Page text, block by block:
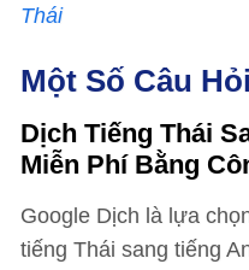
Thái
Một Số Câu
Dịch Tiếng Thái
Miễn Phí Bằng
Google Dịch là lựa
tiếng Thái sang tiếng